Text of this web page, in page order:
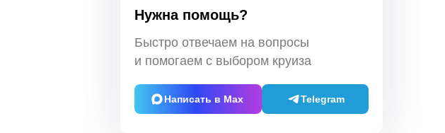
Нужна помощь?
Быстро отвечаем на вопросы
и помогаем с выбором круиза
Написать в Max Telegram